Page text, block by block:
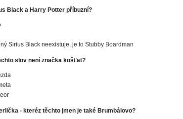
Black a Harry Potter příbuzní?
Sirius Black neexistuje, je to Stubby Boardman
slov není značka košťat?
- kteréz těchto jmen je také Brumbálovo?